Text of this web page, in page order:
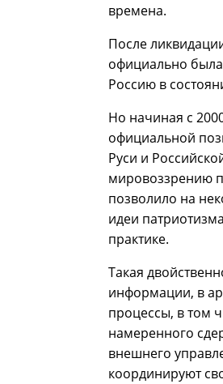
времена.
После
официально была
Россию в
Но начиная с
официальной
Руси и
мировоззрению
позволило на
идеи
практике.
Такая
информации, в
процессы, в том
намеренного
внешнего
координируют